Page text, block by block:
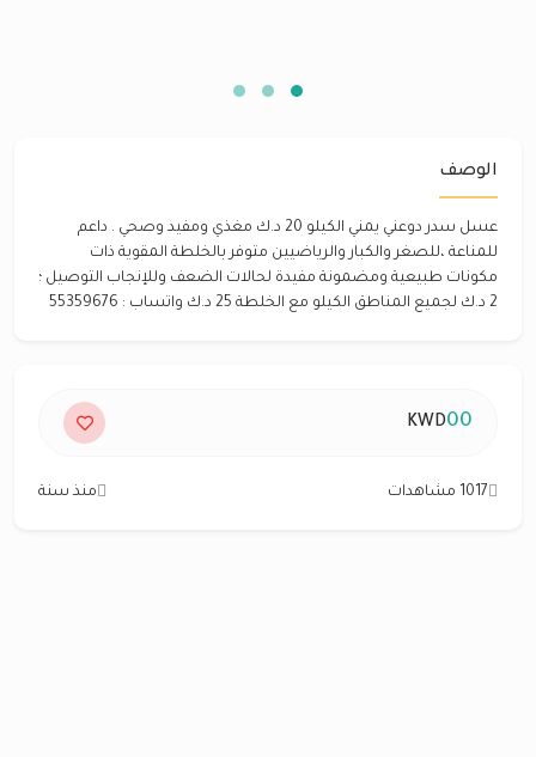
الوصف
عسل سدر دوعني يمني الكيلو 20 د.ك مغذي ومفيد وصحي . داعم
للمناعة ،للصغر والكبار والرياضيين متوفر بالخلطة المقوية ذات
مكونات طبيعية ومضمونة مفيدة لحالات الضعف وللإنجاب التوصيل ؛
2 د.ك لجميع المناطق الكيلو مع الخلطة 25 د.ك واتساب : 55359676
00
KWD
1017 مشاهدات منذ سنة